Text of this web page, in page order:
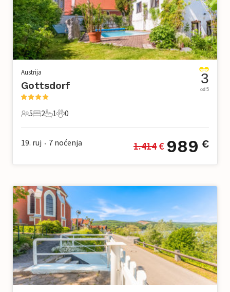
Austrija
Gottsdorf
5 Gosti
5
2 Spavaće sobe
2
1 Kupaonica
1
0 Kućni ljubimac
0
3
od 5
19. ruj • 7 noćenja 1.414 € 989 €